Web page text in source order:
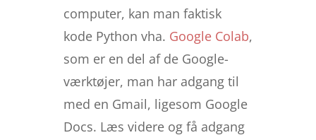
computer, kan man faktisk
kode Python vha. Google Colab,
som er en del af de Google-
værktøjer, man har adgang til
med en Gmail, ligesom Google
Docs. Læs videre og få adgang